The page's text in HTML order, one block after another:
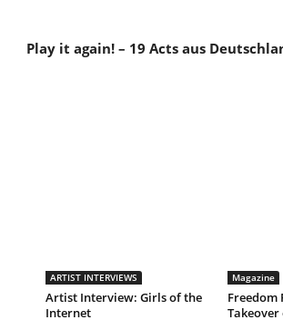
Play it again! – 19 Acts aus
ARTIST INTERVIEWS
Artist Interview: Girls of the
Internet
Magazine
Freedom
Takeover